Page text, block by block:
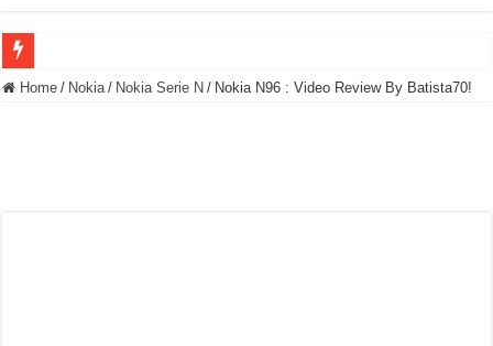
BASTA FATICARE! Questo robot tagliaerba lo appoggi e fa tutto lui! (Senza
Home / Nokia / Nokia Serie N / Nokia N96 : Video Review By Batista70!